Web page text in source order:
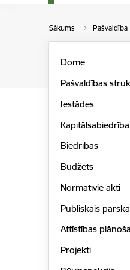
Sākums Pašvaldība
Dome
Pašvaldības
Iestādes
Kapitālsabiedrība
Biedrības
Budžets
Normatīvie akti
Publiskais
Attīstības
Projekti